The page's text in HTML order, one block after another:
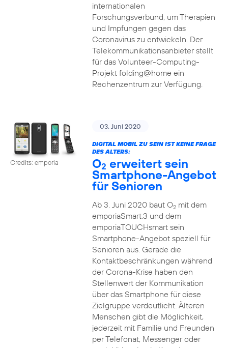
internationalen
Forschungsverbund, um Therapien
und Impfungen gegen das
Coronavirus zu entwickeln. Der
Telekommunikationsanbieter stellt
für das Volunteer-Computing-
Projekt folding@home ein
Rechenzentrum zur Verfügung.
Credits: emporia
03. Juni 2020
DIGITAL MOBIL ZU SEIN IST KEINE FRAGE
DES ALTERS:
O2 erweitert sein
Smartphone-Angebot
für Senioren
Ab 3. Juni 2020 baut O2mit dem
emporiaSmart.3 und dem
emporiaTOUCHsmart sein
Smartphone-Angebot speziell für
Senioren aus. Gerade die
Kontaktbeschränkungen während
der Corona-Krise haben den
Stellenwert der Kommunikation
über das Smartphone für diese
Zielgruppe verdeutlicht. Älteren
Menschen gibt die Möglichkeit,
jederzeit mit Familie und Freunden
per Telefonat, Messenger oder